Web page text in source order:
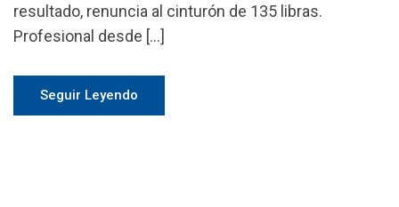
resultado, renuncia al cinturón de 135 libras.
Profesional desde […]
Seguir Leyendo